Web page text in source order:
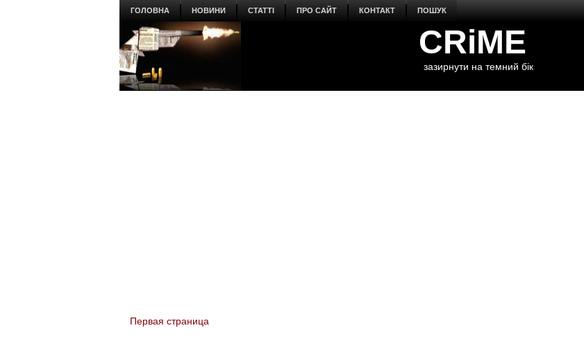
ГОЛОВНА НОВИНИ СТАТТІ ПРО САЙТ КОНТАКТ ПОШУК
CRiME
зазирнути на темний бік
You are here
Первая страница